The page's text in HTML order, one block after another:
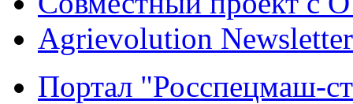
Agrievolution Newsletter
Портал "Росспецмаш-